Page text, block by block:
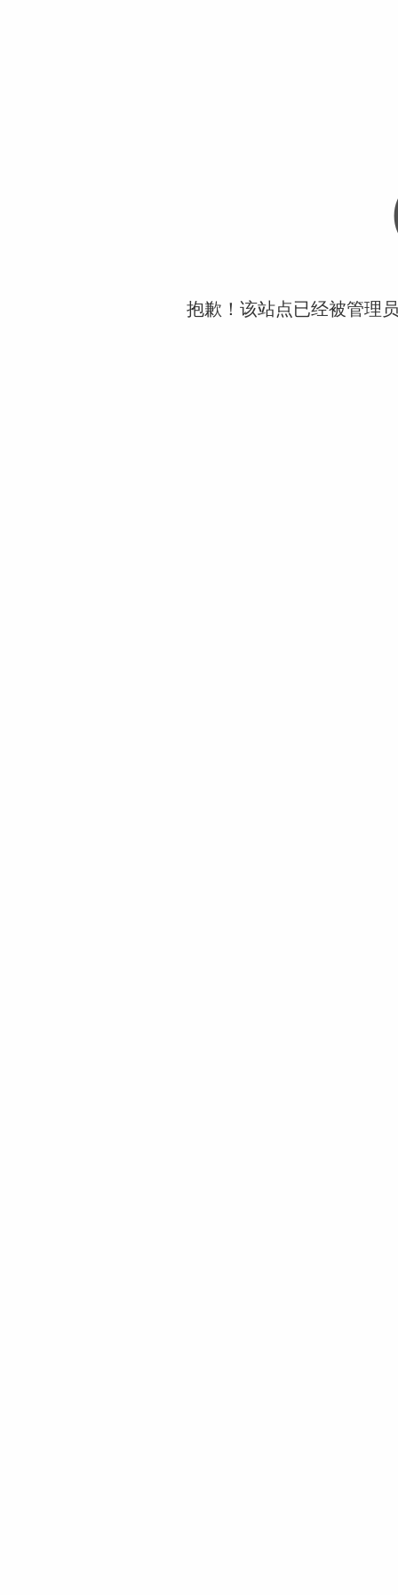
抱歉！该站点已经被管理